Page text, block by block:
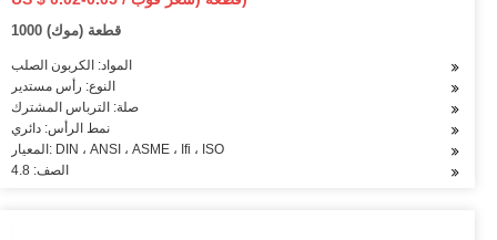
1000 قطعة (موك)
المواد: الكربون الصلب
النوع: رأس مستدير
صلة: الترباس المشترك
نمط الرأس: دائري
المعيار: DIN ، ANSI ، ASME ، Ifi ، ISO
الصف: 4.8